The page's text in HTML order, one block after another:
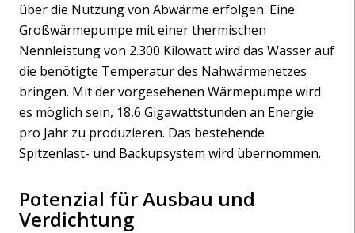
über die Nutzung von Abwärme erfolgen. Eine
Großwärmepumpe mit einer thermischen
Nennleistung von 2.300 Kilowatt wird das Wasser auf
die benötigte Temperatur des Nahwärmenetzes
bringen. Mit der vorgesehenen Wärmepumpe wird
es möglich sein, 18,6 Gigawattstunden an Energie
pro Jahr zu produzieren. Das bestehende
Spitzenlast- und Backupsystem wird übernommen.
Potenzial für Ausbau und
Verdichtung